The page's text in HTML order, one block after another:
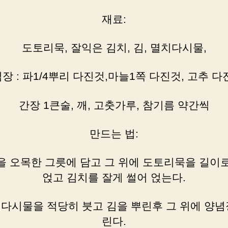
재료:
도토리묵, 잘익은 김치, 김, 멸치다시물,
장 : 파1/4뿌리 다진것,마늘1쪽 다진것, 고추 다
간장 1큰술, 깨, 고춧가루, 참기름 약간씩
만드는 법:
오목한 그릇에 담고 그 위에 도토리묵을 길이
얹고 김치를 잘게 썰어 얹는다.
시물을 적당히 붓고 김을 뿌린후 그 위에 양념
린다.